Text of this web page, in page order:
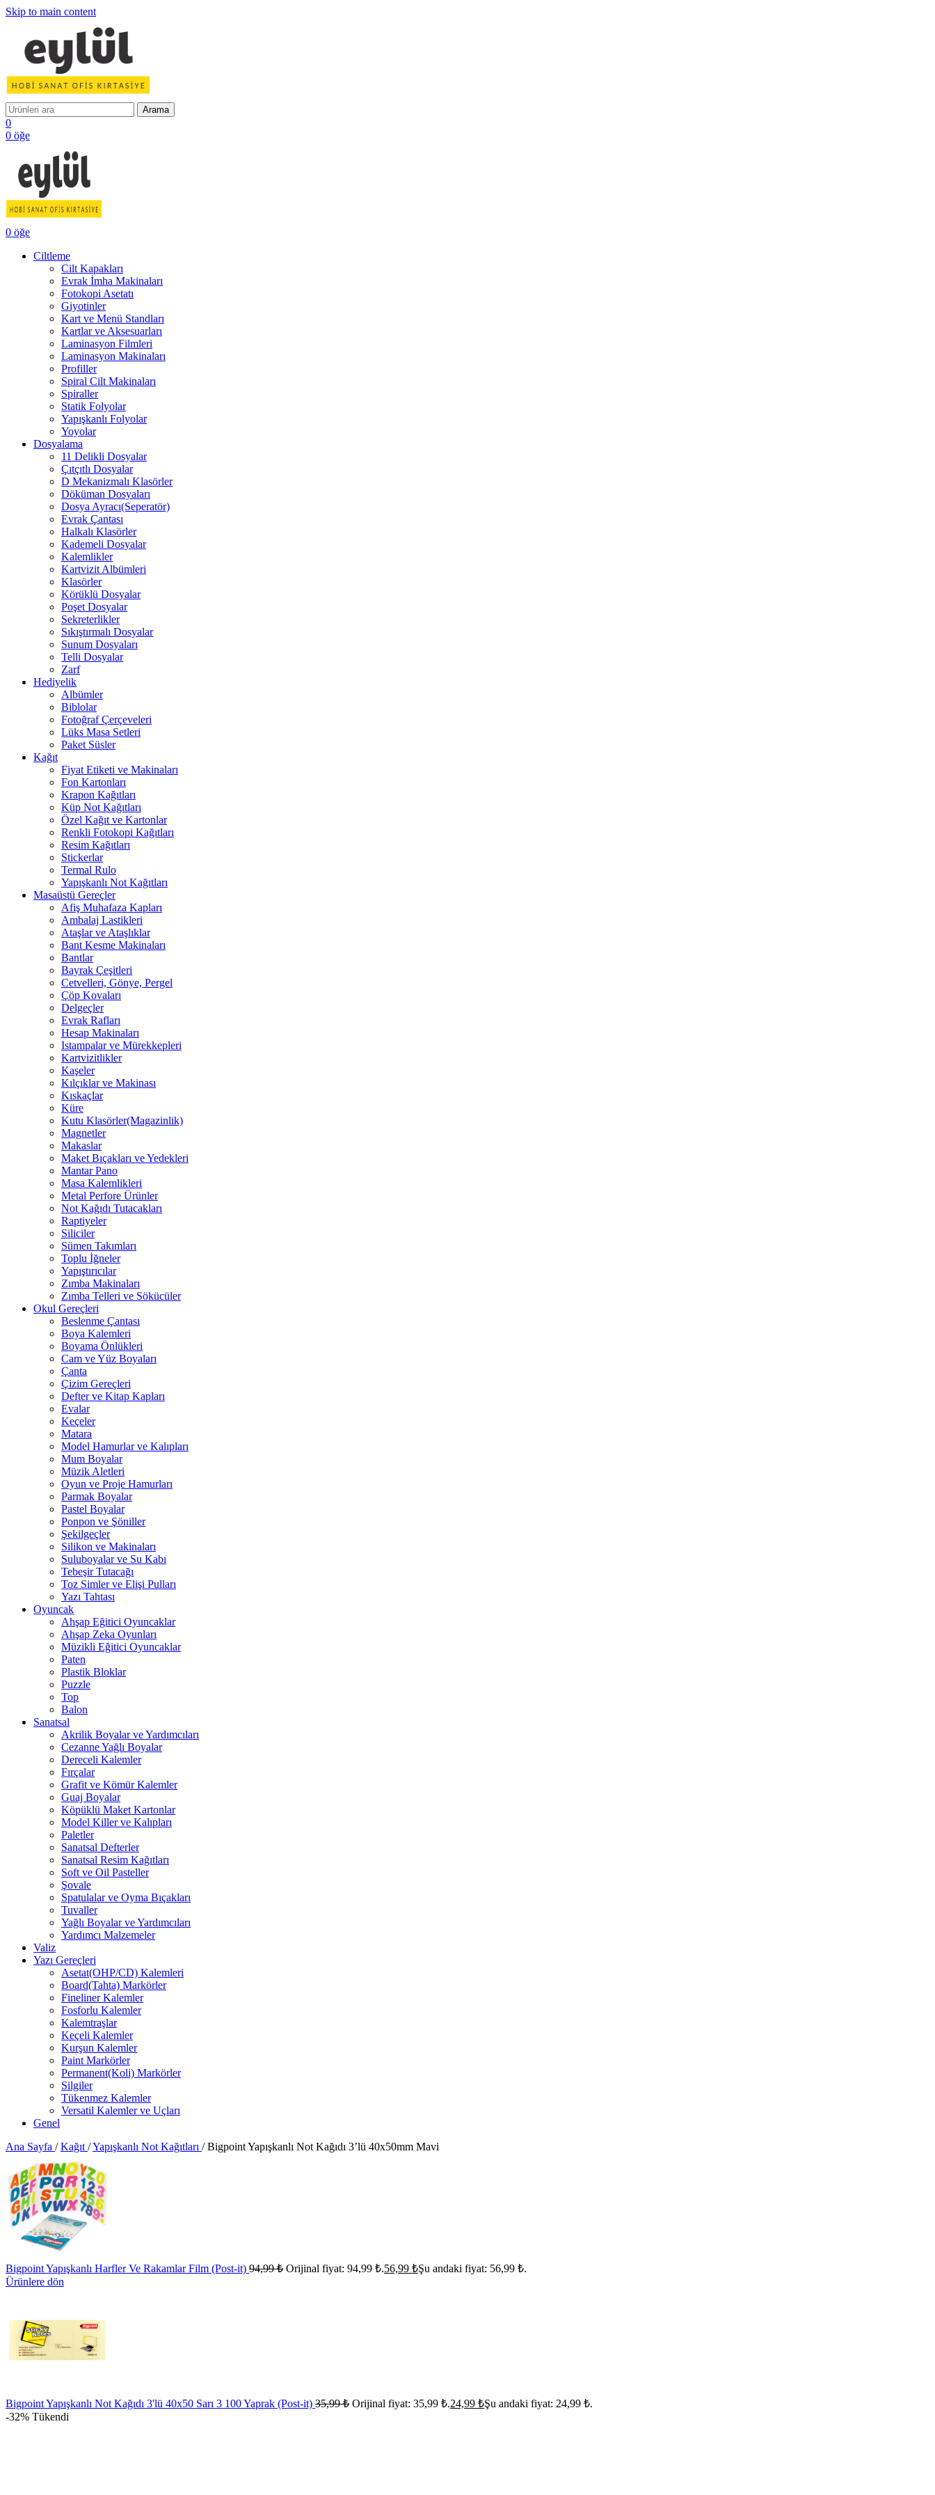
Skip to main content
Arama
0
0 öğe
0 öğe
Ciltleme
Cilt Kapakları
Evrak İmha Makinaları
Fotokopi Asetatı
Giyotinler
Kart ve Menü Standları
Kartlar ve Aksesuarları
Laminasyon Filmleri
Laminasyon Makinaları
Profiller
Spiral Cilt Makinaları
Spiraller
Statik Folyolar
Yapışkanlı Folyolar
Yoyolar
Dosyalama
11 Delikli Dosyalar
Çıtçıtlı Dosyalar
D Mekanizmalı Klasörler
Döküman Dosyaları
Dosya Ayracı(Seperatör)
Evrak Çantası
Halkalı Klasörler
Kademeli Dosyalar
Kalemlikler
Kartvizit Albümleri
Klasörler
Körüklü Dosyalar
Poşet Dosyalar
Sekreterlikler
Sıkıştırmalı Dosyalar
Sunum Dosyaları
Telli Dosyalar
Zarf
Hediyelik
Albümler
Biblolar
Fotoğraf Çerçeveleri
Lüks Masa Setleri
Paket Süsler
Kağıt
Fiyat Etiketi ve Makinaları
Fon Kartonları
Krapon Kağıtları
Küp Not Kağıtları
Özel Kağıt ve Kartonlar
Renkli Fotokopi Kağıtları
Resim Kağıtları
Stickerlar
Termal Rulo
Yapışkanlı Not Kağıtları
Masaüstü Gereçler
Afiş Muhafaza Kapları
Ambalaj Lastikleri
Ataşlar ve Ataşlıklar
Bant Kesme Makinaları
Bantlar
Bayrak Çeşitleri
Cetvelleri, Gönye, Pergel
Çöp Kovaları
Delgeçler
Evrak Rafları
Hesap Makinaları
Istampalar ve Mürekkepleri
Kartvizitlikler
Kaşeler
Kılçıklar ve Makinası
Kıskaçlar
Küre
Kutu Klasörler(Magazinlik)
Magnetler
Makaslar
Maket Bıçakları ve Yedekleri
Mantar Pano
Masa Kalemlikleri
Metal Perfore Ürünler
Not Kağıdı Tutacakları
Raptiyeler
Siliciler
Sümen Takımları
Toplu İğneler
Yapıştırıcılar
Zımba Makinaları
Zımba Telleri ve Sökücüler
Okul Gereçleri
Beslenme Çantası
Boya Kalemleri
Boyama Önlükleri
Cam ve Yüz Boyaları
Çanta
Çizim Gereçleri
Defter ve Kitap Kapları
Evalar
Keçeler
Matara
Model Hamurlar ve Kalıpları
Mum Boyalar
Müzik Aletleri
Oyun ve Proje Hamurları
Parmak Boyalar
Pastel Boyalar
Ponpon ve Şöniller
Şekilgeçler
Silikon ve Makinaları
Suluboyalar ve Su Kabı
Tebeşir Tutacağı
Toz Simler ve Elişi Pulları
Yazı Tahtası
Oyuncak
Ahşap Eğitici Oyuncaklar
Ahşap Zeka Oyunları
Müzikli Eğitici Oyuncaklar
Paten
Plastik Bloklar
Puzzle
Top
Balon
Sanatsal
Akrilik Boyalar ve Yardımcıları
Cezanne Yağlı Boyalar
Dereceli Kalemler
Fırçalar
Grafit ve Kömür Kalemler
Guaj Boyalar
Köpüklü Maket Kartonlar
Model Killer ve Kalıpları
Paletler
Sanatsal Defterler
Sanatsal Resim Kağıtları
Soft ve Oil Pasteller
Şovale
Spatulalar ve Oyma Bıçakları
Tuvaller
Yağlı Boyalar ve Yardımcıları
Yardımcı Malzemeler
Valiz
Yazı Gereçleri
Asetat(OHP/CD) Kalemleri
Board(Tahta) Markörler
Fineliner Kalemler
Fosforlu Kalemler
Kalemtraşlar
Keçeli Kalemler
Kurşun Kalemler
Paint Markörler
Permanent(Koli) Markörler
Silgiler
Tükenmez Kalemler
Versatil Kalemler ve Uçları
Genel
Ana Sayfa / Kağıt /Yapışkanlı Not Kağıtları / Bigpoint Yapışkanlı Not Kağıdı 3’lü 40x50mm Mavi
Bigpoint Yapışkanlı Harfler Ve Rakamlar Film (Post-it) 94,99₺ Orijinal fiyat: 94,99 ₺.56,99 ₺Şu andaki fiyat: 56,99 ₺.
Ürünlere dön
Bigpoint Yapışkanlı Not Kağıdı 3'lü 40x50 Sarı 3 100 Yaprak (Post-it) 35,99₺ Orijinal fiyat: 35,99 ₺.24,99 ₺Şu andaki fiyat: 24,99 ₺.
-32% Tükendi